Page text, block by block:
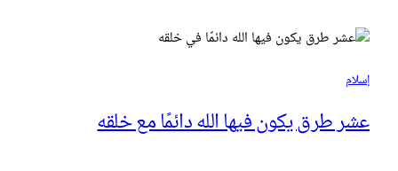
إسلام
عشر طرق يكون فيها الله دائمًا مع خلقه